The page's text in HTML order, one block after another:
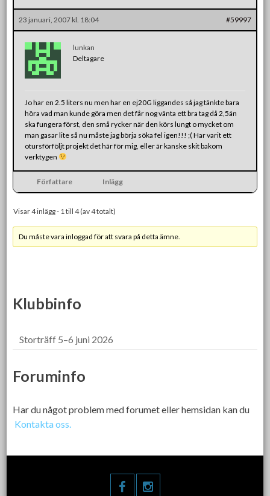
23 januari, 2007 kl. 18:04 #59997
lunkan
Deltagare
Jo har en 2.5 liters nu men har en ej20G liggandes så jag tänkte bara
höra vad man kunde göra men det får nog vänta ett bra tag då 2,5án
ska fungera först, den små rycker när den körs lungt o mycket om
man gasar lite så nu måste jag börja söka fel igen!!! ;( Har varit ett
otursförföljt projekt det här för mig, eller är kanske skit bakom
verktygen
Författare Inlägg
Visar 4 inlägg - 1 till 4 (av 4 totalt)
Du måste vara inloggad för att svara på detta ämne.
Klubbinfo
Storträff 5–6 juni 2026
Foruminfo
Har du något problem med forumet eller hemsidan kan du
Kontakta oss.